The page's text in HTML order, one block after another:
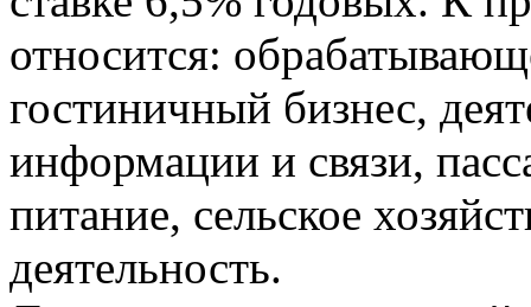
относится:
гостиничный бизнес,
информации и связи,
питание, сельское
деятельность.